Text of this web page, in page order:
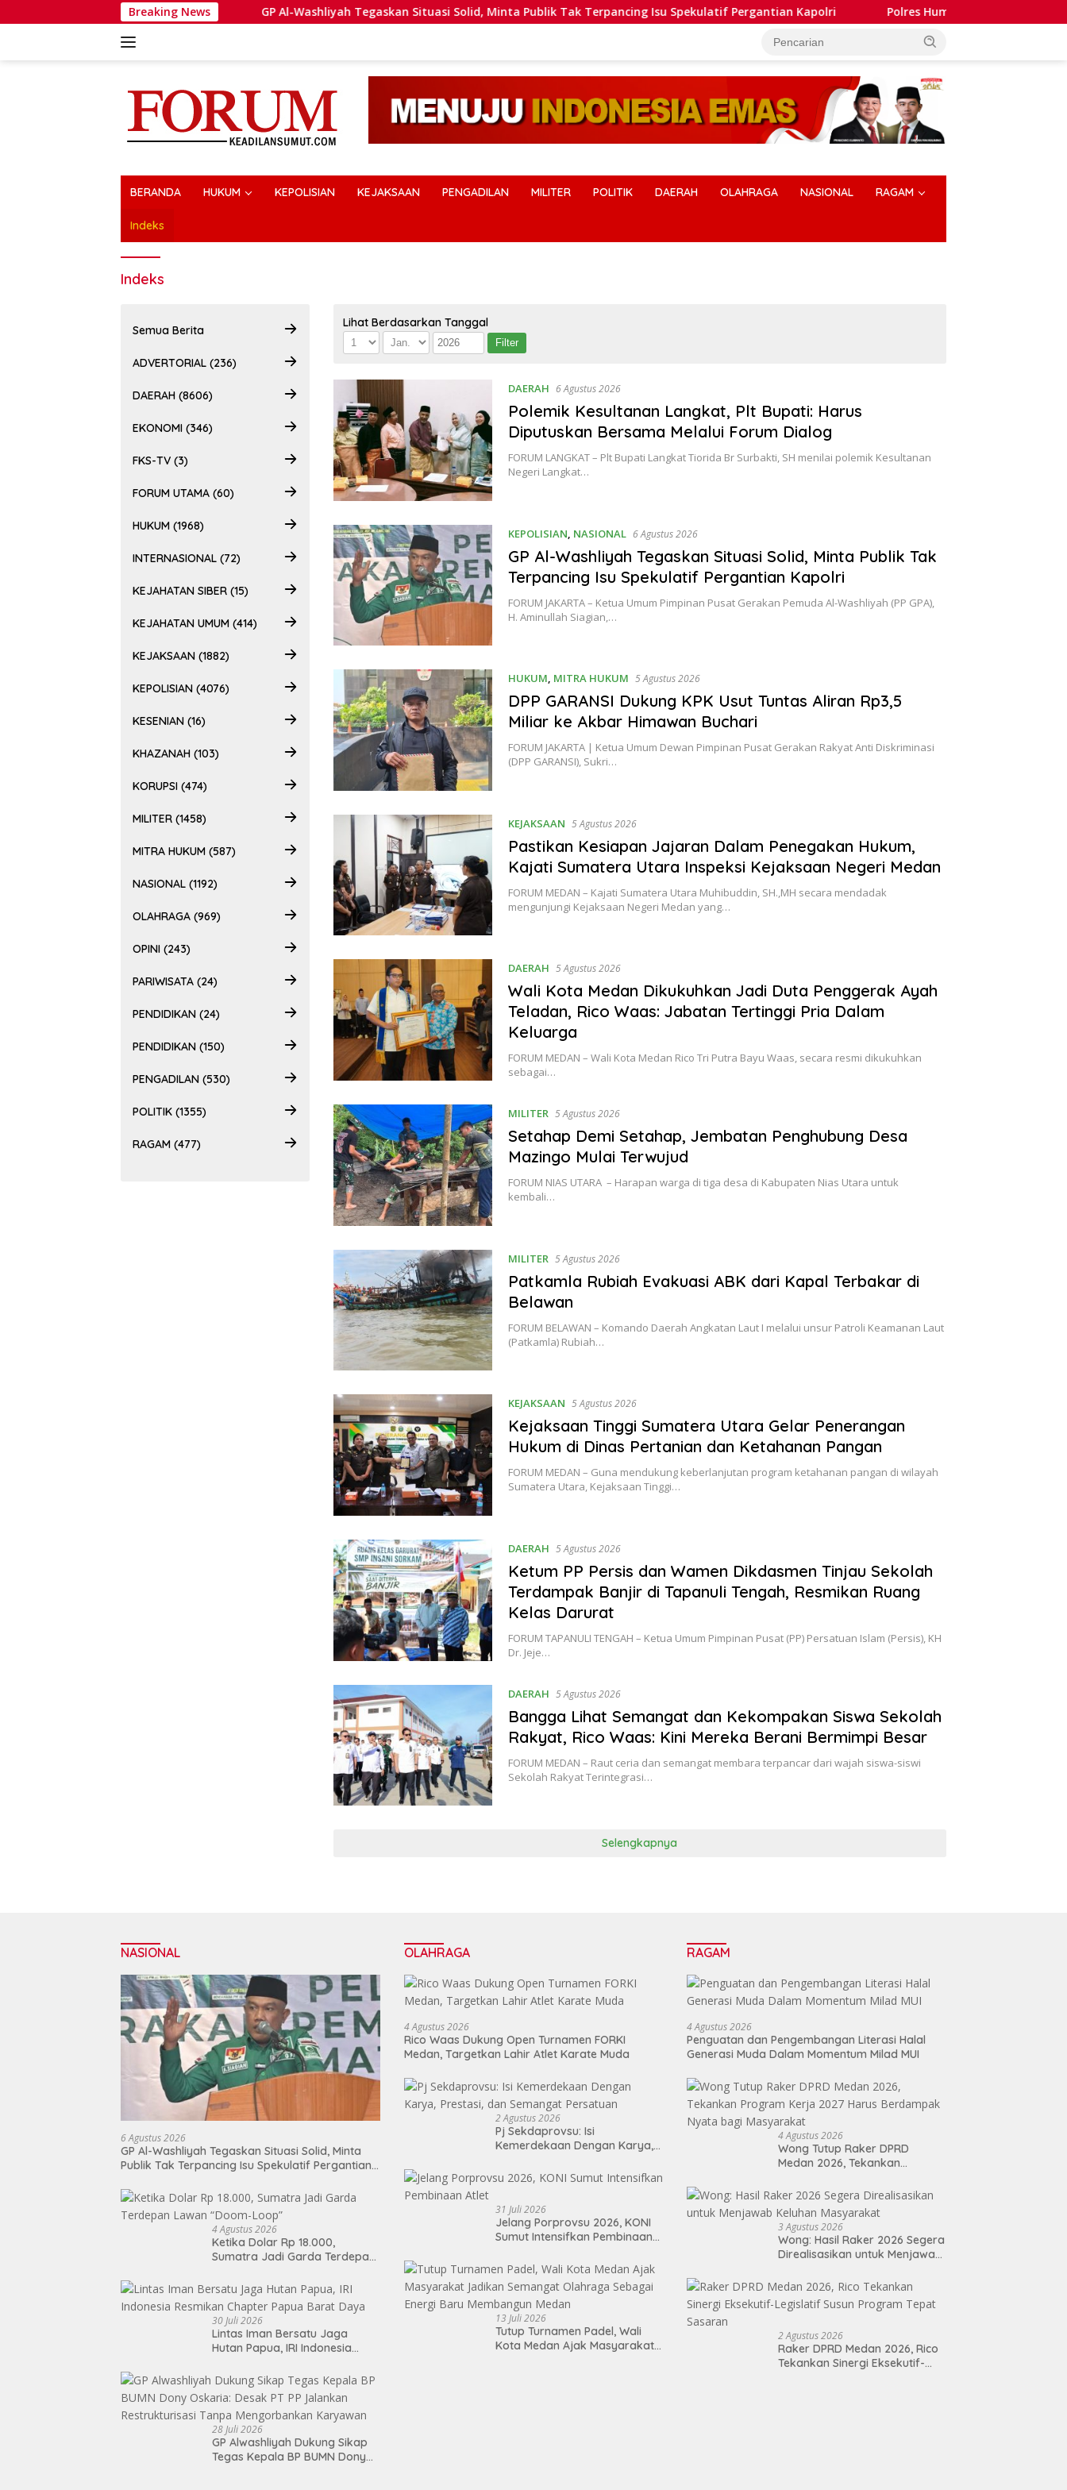
ke
Breaking NewsGP Al-Washliyah Tegaskan Situasi Solid, Minta Publik Tak Terpancing Isu Spekulatif Pergantian Kapolri Polres Humbahas Tegaskan Penanganan
BERANDA HUKUM KEPOLISIAN KEJAKSAAN PENGADILAN MILITER POLITIK DAERAH OLAHRAGA NASIONAL RAGAM
Indeks
Indeks
Semua Berita
ADVERTORIAL (236)
DAERAH (8606)
EKONOMI (346)
FKS-TV (3)
FORUM UTAMA (60)
HUKUM (1968)
INTERNASIONAL (72)
KEJAHATAN SIBER (15)
KEJAHATAN UMUM (414)
KEJAKSAAN (1882)
KEPOLISIAN (4076)
KESENIAN (16)
KHAZANAH (103)
KORUPSI (474)
MILITER (1458)
MITRA HUKUM (587)
NASIONAL (1192)
OLAHRAGA (969)
OPINI (243)
PARIWISATA (24)
PENDIDIKAN (24)
PENDIDIKAN (150)
PENGADILAN (530)
POLITIK (1355)
RAGAM (477)
Lihat Berdasarkan Tanggal
DAERAH 6 Agustus 2026
Polemik Kesultanan Langkat, Plt Bupati: Harus
Diputuskan Bersama Melalui Forum Dialog
FORUM LANGKAT – Plt Bupati Langkat Tiorida Br Surbakti, SH menilai polemik Kesultanan
Negeri Langkat…
KEPOLISIAN NASIONAL 6 Agustus 2026
GP Al-Washliyah Tegaskan Situasi Solid, Minta Publik Tak
Terpancing Isu Spekulatif Pergantian Kapolri
FORUM JAKARTA – Ketua Umum Pimpinan Pusat Gerakan Pemuda Al-Washliyah (PP GPA),
H. Aminullah Siagian,…
HUKUM, MITRA HUKUM 5 Agustus 2026
DPP GARANSI Dukung KPK Usut Tuntas Aliran Rp3,5
Miliar ke Akbar Himawan Buchari
FORUM JAKARTA | Ketua Umum Dewan Pimpinan Pusat Gerakan Rakyat Anti Diskriminasi
(DPP GARANSI), Sukri…
KEJAKSAAN 5 Agustus 2026
Pastikan Kesiapan Jajaran Dalam Penegakan Hukum,
Kajati Sumatera Utara Inspeksi Kejaksaan Negeri Medan
FORUM MEDAN – Kajati Sumatera Utara Muhibuddin, SH.,MH secara mendadak
mengunjungi Kejaksaan Negeri Medan yang…
DAERAH 5 Agustus 2026
Wali Kota Medan Dikukuhkan Jadi Duta Penggerak Ayah
Teladan, Rico Waas: Jabatan Tertinggi Pria Dalam
Keluarga
FORUM MEDAN – Wali Kota Medan Rico Tri Putra Bayu Waas, secara resmi dikukuhkan
sebagai…
MILITER 5 Agustus 2026
Setahap Demi Setahap, Jembatan Penghubung Desa
Mazingo Mulai Terwujud
FORUM NIAS UTARA – Harapan warga di tiga desa di Kabupaten Nias Utara untuk
kembali…
MILITER 5 Agustus 2026
Patkamla Rubiah Evakuasi ABK dari Kapal Terbakar di
Belawan
FORUM BELAWAN – Komando Daerah Angkatan Laut I melalui unsur Patroli Keamanan Laut
(Patkamla) Rubiah…
KEJAKSAAN 5 Agustus 2026
Kejaksaan Tinggi Sumatera Utara Gelar Penerangan
Hukum di Dinas Pertanian dan Ketahanan Pangan
FORUM MEDAN – Guna mendukung keberlanjutan program ketahanan pangan di wilayah
Sumatera Utara, Kejaksaan Tinggi…
DAERAH 5 Agustus 2026
Ketum PP Persis dan Wamen Dikdasmen Tinjau Sekolah
Terdampak Banjir di Tapanuli Tengah, Resmikan Ruang
Kelas Darurat
FORUM TAPANULI TENGAH – Ketua Umum Pimpinan Pusat (PP) Persatuan Islam (Persis), KH
Dr. Jeje…
DAERAH 5 Agustus 2026
Bangga Lihat Semangat dan Kekompakan Siswa Sekolah
Rakyat, Rico Waas: Kini Mereka Berani Bermimpi Besar
FORUM MEDAN – Raut ceria dan semangat membara terpancar dari wajah siswa-siswi
Sekolah Rakyat Terintegrasi…
Selengkapnya
NASIONAL
6 Agustus 2026
GP Al-Washliyah Tegaskan Situasi Solid, Minta
Publik Tak Terpancing Isu Spekulatif Pergantian
4 Agustus 2026
Ketika Dolar Rp 18.000,
Sumatra Jadi Garda Terdepan
30 Juli 2026
Lintas Iman Bersatu Jaga
Hutan Papua, IRI Indonesia
Barat Daya
28 Juli 2026
GP Alwashliyah Dukung Sikap
Tegas Kepala BP BUMN Dony
OLAHRAGA
4 Agustus 2026
Rico Waas Dukung Open Turnamen FORKI
Medan, Targetkan Lahir Atlet Karate Muda
2 Agustus 2026
Pj Sekdaprovsu: Isi
Kemerdekaan Dengan Karya,
Persatuan
31 Juli 2026
Jelang Porprovsu 2026, KONI
Sumut Intensifkan Pembinaan
13 Juli 2026
Tutup Turnamen Padel, Wali
Kota Medan Ajak Masyarakat
RAGAM
4 Agustus 2026
Penguatan dan Pengembangan Literasi Halal
Generasi Muda Dalam Momentum Milad MUI
4 Agustus 2026
Wong Tutup Raker DPRD
Medan 2026, Tekankan
Berdampak Nyata bagi
Masyarakat
3 Agustus 2026
Wong: Hasil Raker 2026 Segera
Direalisasikan untuk Menjawab
2 Agustus 2026
Raker DPRD Medan 2026, Rico
Tekankan Sinergi Eksekutif-